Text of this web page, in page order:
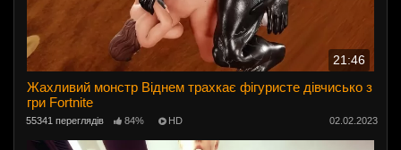
21:46
Жахливий монстр Віднем трахкає фігуристе дівчисько з
гри Fortnite
55341 переглядів 84% HD 02.02.2023